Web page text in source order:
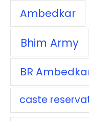
Ambedkar
Bhim Army
BR
caste